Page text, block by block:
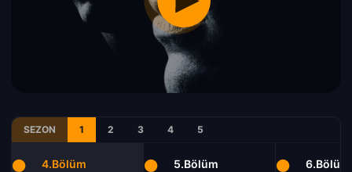
SEZON 1 2 3 4 5
4.Bölüm 5.Bölüm 6.Bölüm